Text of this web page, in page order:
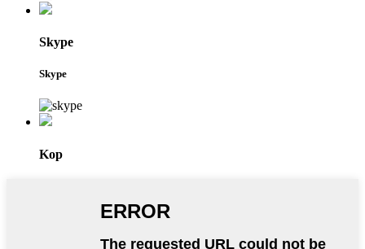
Skype
Skype
Kop